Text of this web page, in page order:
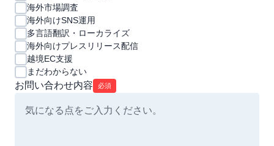
海外市場調査
海外向けSNS運用
多言語翻訳・ローカライズ
海外向けプレスリリース配信
越境EC支援
まだわからない
お問い合わせ内容 必須